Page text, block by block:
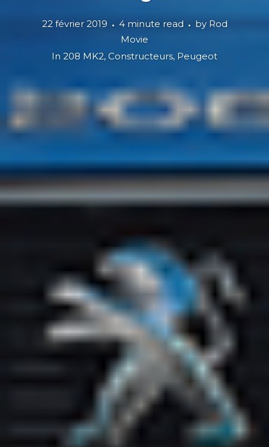
22 février 2019 4 minute read by Rod
Movie
In 208 MK2, Constructeurs, Peugeot